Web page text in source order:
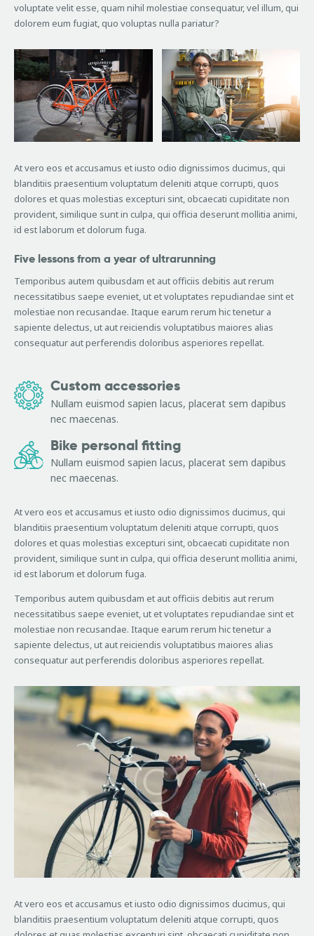
voluptate velit esse, quam nihil molestiae consequatur, vel illum, qui
dolorem eum fugiat, quo voluptas nulla pariatur?
At vero eos et accusamus et iusto odio dignissimos ducimus, qui
blanditiis praesentium voluptatum deleniti atque corrupti, quos
dolores et quas molestias excepturi sint, obcaecati cupiditate non
provident, similique sunt in culpa, qui officia deserunt mollitia animi,
id est laborum et dolorum fuga.
Five lessons from a year of ultrarunning
Temporibus autem quibusdam et aut officiis debitis aut rerum
necessitatibus saepe eveniet, ut et voluptates repudiandae sint et
molestiae non recusandae. Itaque earum rerum hic tenetur a
sapiente delectus, ut aut reiciendis voluptatibus maiores alias
consequatur aut perferendis doloribus asperiores repellat.
Custom accessories
Nullam euismod sapien lacus, placerat sem dapibus
nec maecenas.
Bike personal fitting
Nullam euismod sapien lacus, placerat sem dapibus
nec maecenas.
At vero eos et accusamus et iusto odio dignissimos ducimus, qui
blanditiis praesentium voluptatum deleniti atque corrupti, quos
dolores et quas molestias excepturi sint, obcaecati cupiditate non
provident, similique sunt in culpa, qui officia deserunt mollitia animi,
id est laborum et dolorum fuga.
Temporibus autem quibusdam et aut officiis debitis aut rerum
necessitatibus saepe eveniet, ut et voluptates repudiandae sint et
molestiae non recusandae. Itaque earum rerum hic tenetur a
sapiente delectus, ut aut reiciendis voluptatibus maiores alias
consequatur aut perferendis doloribus asperiores repellat.
At vero eos et accusamus et iusto odio dignissimos ducimus, qui
blanditiis praesentium voluptatum deleniti atque corrupti, quos